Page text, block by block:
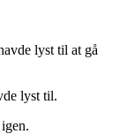
lyst til at gå
lyst til.